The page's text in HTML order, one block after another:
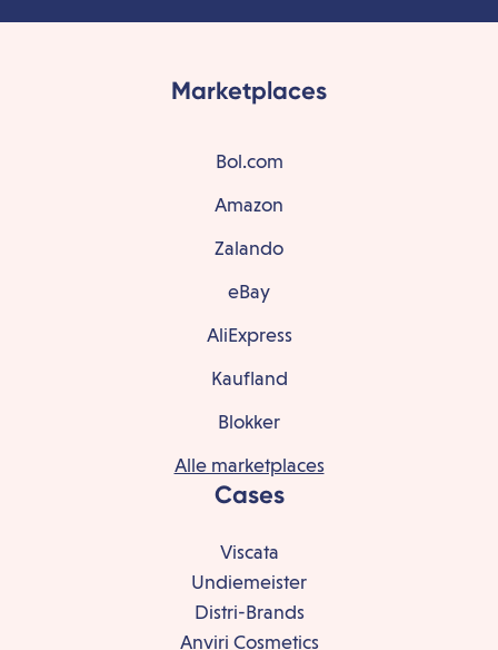
Marketplaces
Bol.com
Amazon
Zalando
eBay
AliExpress
Kaufland
Blokker
Alle marketplaces
Cases
Viscata
Undiemeister
Distri-Brands
Anviri Cosmetics